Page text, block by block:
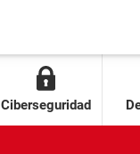
Ciberseguridad